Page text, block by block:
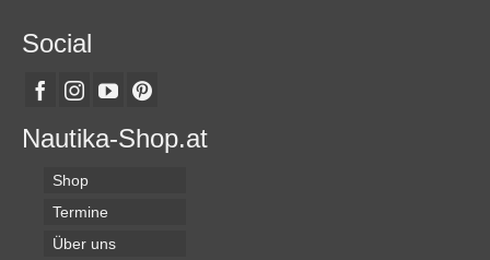
Social
Nautika-Shop.at
Shop
Termine
Über uns